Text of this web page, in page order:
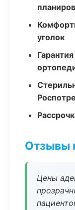
уголок
Отзывы
Цены